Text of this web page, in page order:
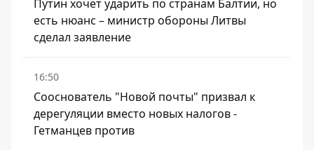
Путин хочет ударить по странам Балтии, но
есть нюанс – министр обороны Литвы
сделал заявление
16:50
Сооснователь "Новой почты" призвал к
дерегуляции вместо новых налогов -
Гетманцев против